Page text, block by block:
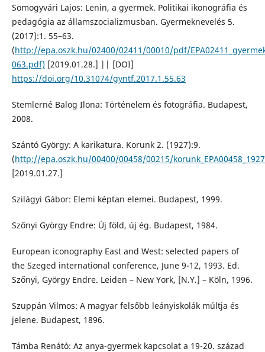
Somogyvári Lajos: Lenin, a gyermek. Politikai ikonográfia és
pedagógia az államszocializmusban. Gyermeknevelés 5.
(2017):1. 55–63.
(http://epa.oszk.hu/02400/02411/00010/pdf/
063.pdf) [2019.01.28.] || [DOI]
https://doi.org/10.31074/gyntf.2017.1.55.63
Stemlerné Balog Ilona: Történelem és fotográfia. Budapest,
2008.
Szántó György: A karikatura. Korunk 2. (1927):9.
(http://epa.oszk.hu/00400/00458/00215/
[2019.01.27.]
Szilágyi Gábor: Elemi képtan elemei. Budapest, 1999.
Szőnyi György Endre: Új föld, új ég. Budapest, 1984.
European iconography East and West: selected papers of
the Szeged international conference, June 9-12, 1993. Ed.
Szőnyi, György Endre. Leiden – New York, [N.Y.] – Köln, 1996.
Szuppán Vilmos: A magyar felsőbb leányiskolák múltja és
jelene. Budapest, 1896.
Támba Renátó: Az anya-gyermek kapcsolat a 19-20. század